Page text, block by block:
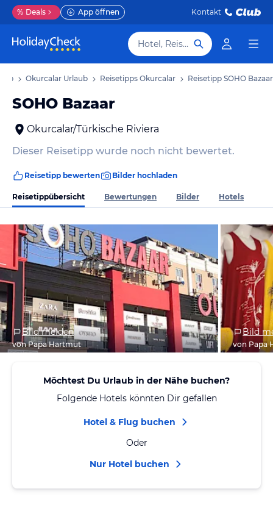
% Deals App öffnen Kontakt
Hotel, Reiseziel
Okurcalar Urlaub Reisetipps Okurcalar Reisetipp SOHO Bazaar
SOHO Bazaar
Okurcalar/Türkische Riviera
Dieser Reisetipp wurde noch nicht bewertet.
Reisetipp bewerten Bilder hochladen
Reisetippübersicht Bewertungen Bilder Hotels
Bild melden
von Papa Hartmut
Bild
von Papa
Möchtest Du Urlaub in der Nähe buchen?
Folgende Hotels könnten Dir gefallen
Hotel & Flug buchen
Oder
Nur Hotel buchen